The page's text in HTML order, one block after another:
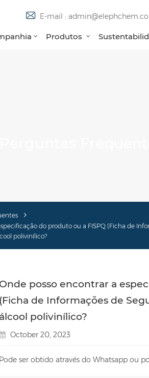
E-mail :
Produtos
do produto ou a FISPQ (Ficha de
polivinílico?
Onde posso encontrar a
(Ficha de Informações de
álcool polivinílico?
October 20, 2023
Pode ser obtido através do Whatsapp ou